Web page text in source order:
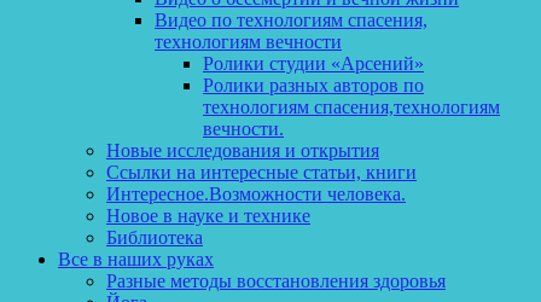
Видео по технологиям спасения,
технологиям вечности
Ролики студии «Арсений»
Ролики разных авторов по
технологиям спасения,технологиям
вечности.
Новые исследования и открытия
Ссылки на интересные статьи, книги
Интересное.Возможности человека.
Новое в науке и технике
Библиотека
Все в наших руках
Разные методы восстановления здоровья